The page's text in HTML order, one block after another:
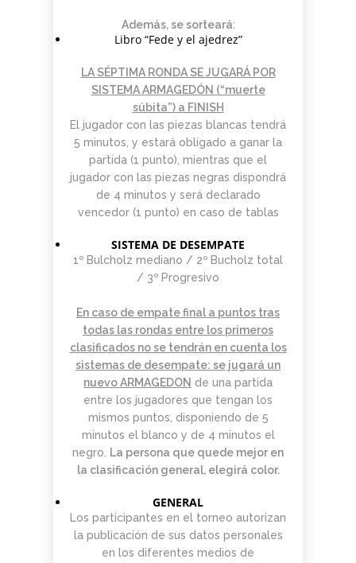
Además, se sorteará:
Libro “Fede y el ajedrez”
LA SÉPTIMA RONDA SE JUGARÁ POR
SISTEMA ARMAGEDÓN (“muerte
súbita”) a FINISH
El jugador con las piezas blancas tendrá
5 minutos, y estará obligado a ganar la
partida (1 punto), mientras que el
jugador con las piezas negras dispondrá
de 4 minutos y será declarado
vencedor (1 punto) en caso de tablas
SISTEMA DE DESEMPATE
1º Bulcholz mediano / 2º Bucholz total
/ 3º Progresivo
En caso de empate final a puntos tras
todas las rondas entre los primeros
clasificados no se tendrán en cuenta los
sistemas de desempate: se jugará un
nuevoARMAGEDON de una partida
entre los jugadores que tengan los
mismos puntos, disponiendo de 5
minutos el blanco y de 4 minutos el
negro.
La persona que quede mejor en
la clasificación general, elegirá color.
GENERAL
Los participantes en el torneo autorizan
la publicación de sus datos personales
en los diferentes medios de